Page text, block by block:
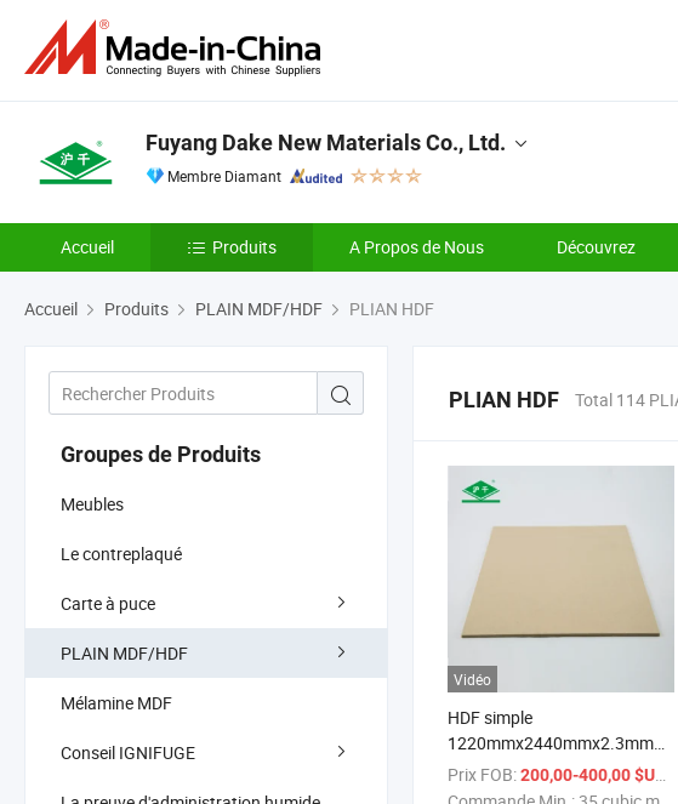
Fuyang Dake New Materials Co., Ltd.
Membre Diamant
Accueil Produits A Propos de Nous Découvrez
Accueil Produits PLAIN MDF/HDF PLIAN HDF
Groupes de Produits
Meubles
Le contreplaqué
Carte à puce
PLAIN MDF/HDF
Mélamine MDF
Conseil IGNIFUGE
PLIAN HDF Total 114
Vidéo
HDF simple
1220mmx2440mmx2.3mm
E2
Prix FOB:200,00-400,00 $US